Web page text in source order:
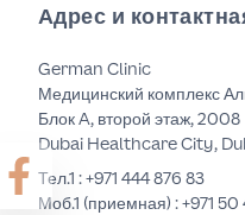
Адрес и
German Clinic
Медицинский комплекс
Блок A, второй этаж, 2008
Dubai Healthcare City,
Тел.1 :+971 444 876 83
Моб.1 (приемная) :+971